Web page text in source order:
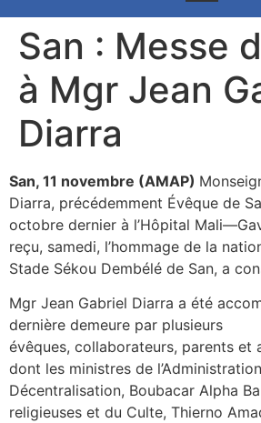
San : Messe
à Mgr Jean
Diarra
San, 11 novembre (AMAP)
Diarra, précédemment Évêque de
octobre dernier à l’Hôpital
reçu, samedi, l’hommage de la
Stade Sékou Dembélé de San, a
Mgr Jean Gabriel Diarra a été
dernière demeure par plusieurs
évêques, collaborateurs, parents et
dont les ministres de
Décentralisation, Boubacar Alpha
religieuses et du Culte, Thierno